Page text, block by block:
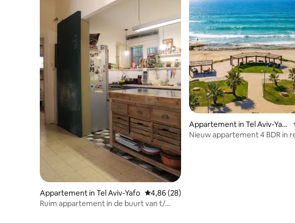
Appartement in Tel Aviv-Yafo Gemiddelde beoordeling van 4,86 uit 5, 28
4,86 (28)
Ruim appartement in de buurt van t/
Appartement in Tel Aviv-Yaf
o
Nieuw appartement 4 BDR in